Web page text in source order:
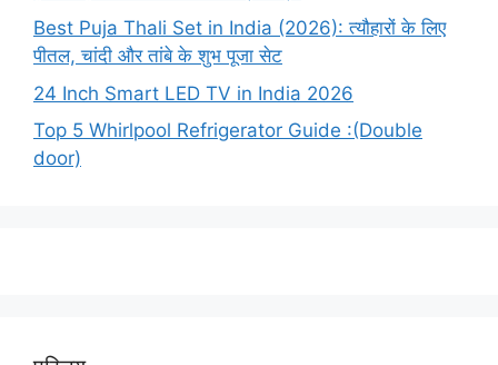
Best Puja Thali Set in India (2026): त्यौहारों के लिए
पीतल, चांदी और तांबे के शुभ पूजा सेट
24 Inch Smart LED TV in India 2026
Top 5 Whirlpool Refrigerator Guide :(Double
door)